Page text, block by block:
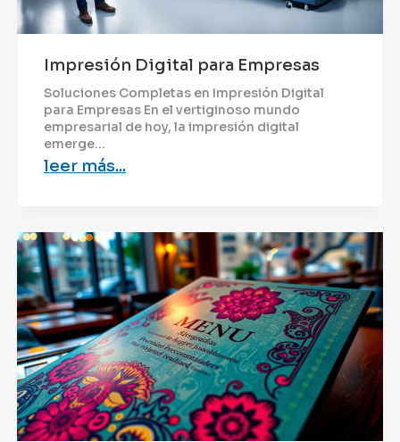
Impresión Digital para Empresas
Soluciones Completas en Impresión Digital
para Empresas En el vertiginoso mundo
empresarial de hoy, la impresión digital
emerge...
leer más...